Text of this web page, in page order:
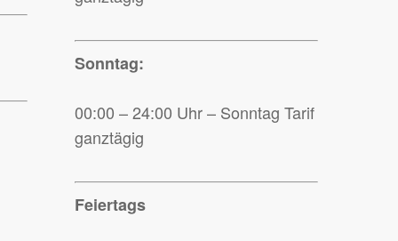
Sonntag:
00:00 – 24:00 Uhr – Sonntag Tarif
ganztägig
Feiertags